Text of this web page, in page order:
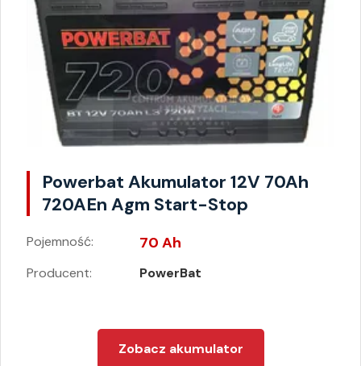
Powerbat Akumulator 12V 70Ah
720AEn Agm Start-Stop
Pojemność: 70 Ah
Producent: PowerBat
Zobacz akumulator